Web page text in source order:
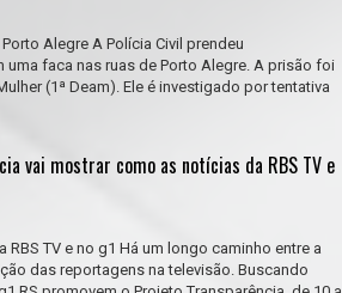
Alegre A Polícia Civil prendeu
faca nas ruas de Porto Alegre. A prisão foi
(1ª Deam). Ele é investigado por tentativa
vai mostrar como as notícias da RBS TV e
TV e no g1 Há um longo caminho entre a
das reportagens na televisão. Buscando